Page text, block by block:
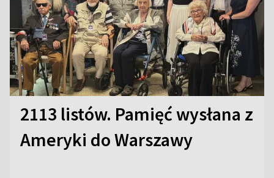
2113 listów. Pamięć wysłana z
Ameryki do Warszawy